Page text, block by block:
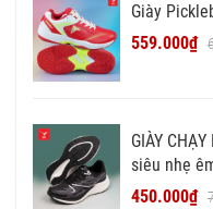
Giày
559.000₫
GIÀY
siêu nhẹ
450.000₫